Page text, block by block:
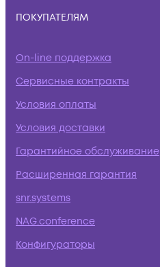
ПОКУПАТЕЛЯМ
On-line поддержка
Сервисные контракты
Условия оплаты
Условия доставки
Гарантийное обслуживание
Расширенная гарантия
snr.systems
NAG.conference
Конфигураторы